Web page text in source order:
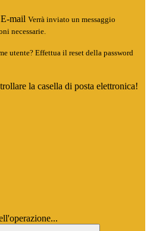
E-mail Verrà inviato un messaggio
necessarie.
utente? Effettua il reset della password
la casella di posta elettronica!